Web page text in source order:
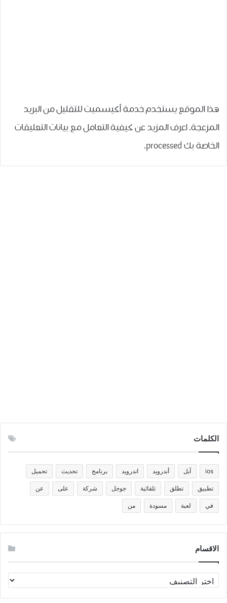
هذا الموقع يستخدم خدمة أكيسميت للتقليل من البريد
المزعجة.اعرف المزيد عن كيفية التعامل مع بيانات التعليقات
الخاصة بك processed
.
الكلمات
ios آبل أندرويد اندرويد برنامج تحديث تحميل
تطبيق تطلق تلقائية جوجل شركة على عن
في لعبة مسودة من
الاقسام
الاقسام